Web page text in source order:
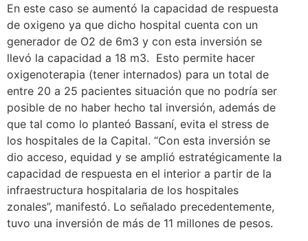
En este caso se aumentó la capacidad de respuesta
de oxigeno ya que dicho hospital cuenta con un
generador de O2 de 6m3 y con esta inversión se
llevó la capacidad a 18 m3. Esto permite hacer
oxigenoterapia (tener internados) para un total de
entre 20 a 25 pacientes situación que no podría ser
posible de no haber hecho tal inversión, además de
que tal como lo planteó Bassaní, evita el stress de
los hospitales de la Capital. “Con esta inversión se
dio acceso, equidad y se amplió estratégicamente la
capacidad de respuesta en el interior a partir de la
infraestructura hospitalaria de los hospitales
zonales”, manifestó. Lo señalado precedentemente,
tuvo una inversión de más de 11 millones de pesos.